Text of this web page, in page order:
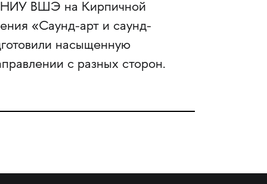
НИУ ВШЭ на Кирпичной
«Саунд-арт и саунд-
насыщенную
с разных сторон.